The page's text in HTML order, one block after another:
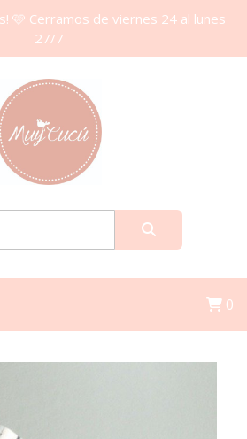
🩷 Cerramos de viernes 24 al lunes
27/7
0